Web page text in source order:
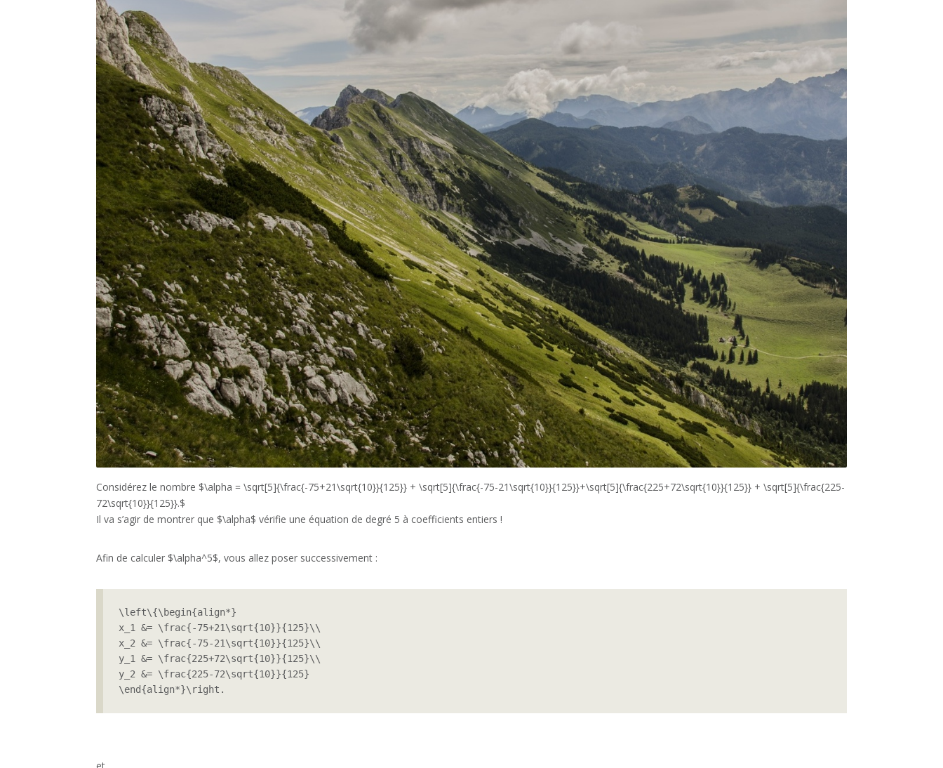
Considérez le nombre $\alpha = \sqrt[5]{\frac{-75+21\sqrt{10}}{125}} + \sqrt[5]{\frac{-75-21\sqrt{10}}{125}}+\sqrt[5]{\frac{225+72\sqrt{10}}{125}} + \sqrt[5]{\frac{225-
72\sqrt{10}}{125}}.$
Il va s’agir de montrer que $\alpha$ vérifie une équation de degré 5 à coefficients entiers !
Afin de calculer $\alpha^5$, vous allez poser successivement :
\left\{\begin{align*}
x_1 &= \frac{-75+21\sqrt{10}}{125}\\
x_2 &= \frac{-75-21\sqrt{10}}{125}\\
y_1 &= \frac{225+72\sqrt{10}}{125}\\
y_2 &= \frac{225-72\sqrt{10}}{125}
\end{align*}\right.